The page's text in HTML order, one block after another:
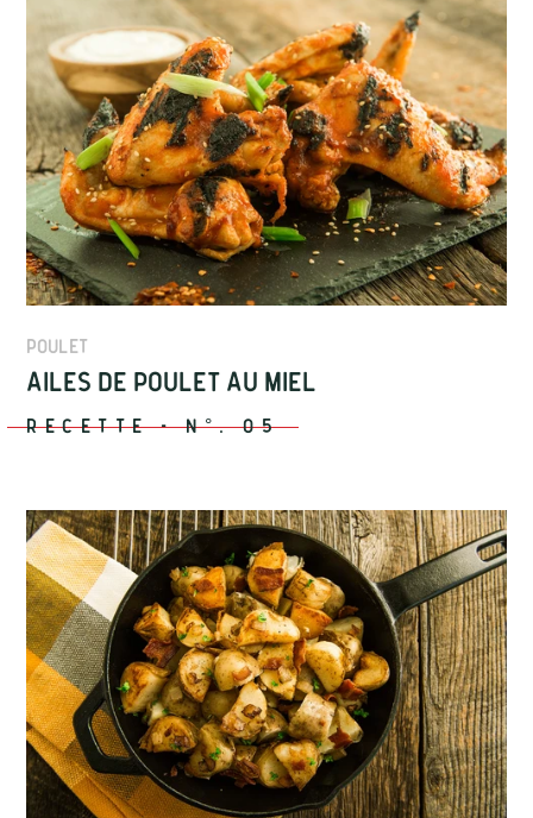
Poulet
Ailes de poulet au miel
Recette-N°.05